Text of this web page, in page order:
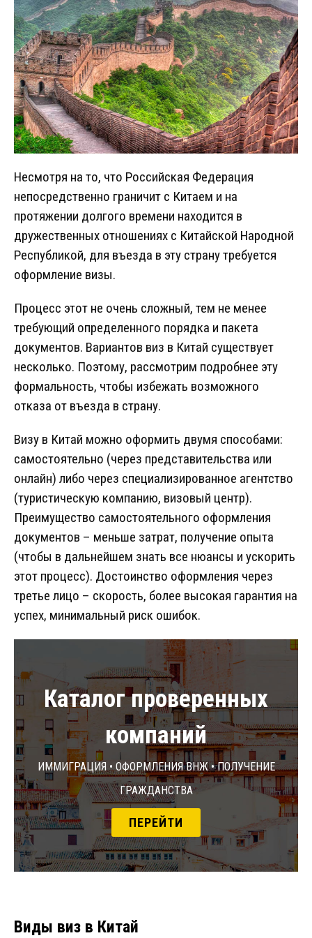
Несмотря на то, что Российская Федерация
непосредственно граничит с Китаем и на
протяжении долгого времени находится в
дружественных отношениях с Китайской Народной
Республикой, для въезда в эту страну требуется
оформление визы.
Процесс этот не очень сложный, тем не менее
требующий определенного порядка и пакета
документов. Вариантов виз в Китай существует
несколько. Поэтому, рассмотрим подробнее эту
формальность, чтобы избежать возможного
отказа от въезда в страну.
Визу в Китай можно оформить двумя способами:
самостоятельно (через представительства или
онлайн) либо через специализированное агентство
(туристическую компанию, визовый центр).
Преимущество самостоятельного оформления
документов – меньше затрат, получение опыта
(чтобы в дальнейшем знать все нюансы и ускорить
этот процесс). Достоинство оформления через
третье лицо – скорость, более высокая гарантия на
успех, минимальный риск ошибок.
Каталог проверенных
компаний
Иммиграция • Оформления ВНЖ • Получение
гражданства
ПЕРЕЙТИ
Виды виз в Китай